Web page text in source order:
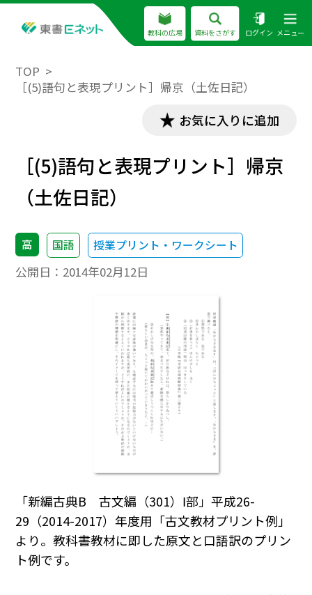
教科の広場 資料をさがす ログイン メニュー
TOP
［(5)語句と表現プリント］帰京（土佐日記）
お気に入りに追加
［(5)語句と表現プリント］帰京
（土佐日記）
高 国語 授業プリント・ワークシート
公開日： 2014年02月12日
「新編古典B 古文編（301）Ⅰ部」平成26-
29（2014-2017）年度用「古文教材プリント例」
より。教科書教材に即した原文と口語訳のプリン
ト例です。